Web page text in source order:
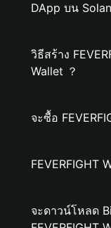
DApp บน
วิธีสร้าง
Wallet ？
จะซื้อ
FEVERFIGHT
จะดาวน์โหลด